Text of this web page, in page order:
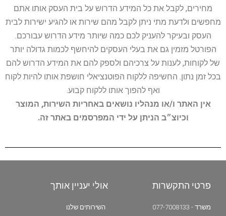
מחירים, לקבל את כל המידע הדרוש על בית העסק אותו אתם
מחפשים ולדעת מתי ניתן לקבל מהם שירות או להגיע ישירות לבית
העסק ובעיקר להעניק לכם כמה שיותר מידע הדרוש עבורכם.
הפורטל מזמין גם את בעלי העסקים להיחשף לכמות גדולה יותר
של לקוחות, לענות על צרכיהם ולספק להם את המידע הדרוש להם
בכל זמן נתון. החשיפה ללקוח הפוטנציאלי חושפת אותו להיות לקוח
ואף להפוך אותו ללקוח קבוע.
אין האתר ו/או מנהליו נושאים באחריות השירות, המוצר
וכיוצ״ב הניתן על ידי המפרסמים באתר זה.
פרטי התקשרות
משרד - 077-7008133
אולי יעניין אותך
השירותים שלנו